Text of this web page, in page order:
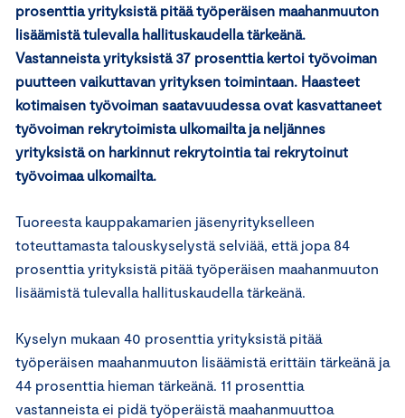
prosenttia yrityksistä pitää työperäisen maahanmuuton
lisäämistä tulevalla hallituskaudella tärkeänä.
Vastanneista yrityksistä 37 prosenttia kertoi työvoiman
puutteen vaikuttavan yrityksen toimintaan. Haasteet
kotimaisen työvoiman saatavuudessa ovat kasvattaneet
työvoiman rekrytoimista ulkomailta ja neljännes
yrityksistä on harkinnut rekrytointia tai rekrytoinut
työvoimaa ulkomailta.
Tuoreesta kauppakamarien jäsenyritykselleen
toteuttamasta talouskyselystä selviää, että jopa 84
prosenttia yrityksistä pitää työperäisen maahanmuuton
lisäämistä tulevalla hallituskaudella tärkeänä.
Kyselyn mukaan 40 prosenttia yrityksistä pitää
työperäisen maahanmuuton lisäämistä erittäin tärkeänä ja
44 prosenttia hieman tärkeänä. 11 prosenttia
vastanneista ei pidä työperäistä maahanmuuttoa